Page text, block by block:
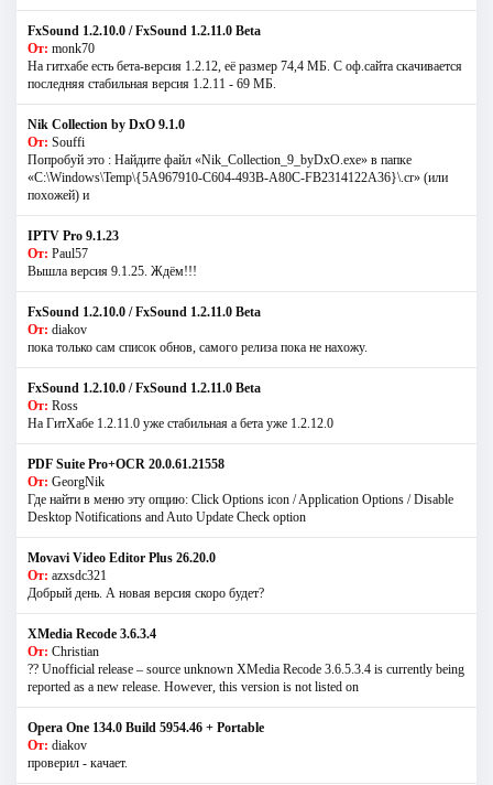
FxSound 1.2.10.0 / FxSound 1.2.11.0 Beta
От: monk70
На гитхабе есть бета-версия 1.2.12, её размер 74,4 МБ. С оф.сайта скачивается
последняя стабильная версия 1.2.11 - 69 МБ.
Nik Collection by DxO 9.1.0
От: Souffi
Попробуй это : Найдите файл «Nik_Collection_9_byDxO.exe» в папке
«C:\Windows\Temp\{5A967910-C604-493B-A80C-FB2314122A36}\.cr» (или
похожей) и
IPTV Pro 9.1.23
От: Paul57
Вышла версия 9.1.25. Ждём!!!
FxSound 1.2.10.0 / FxSound 1.2.11.0 Beta
От: diakov
пока только сам список обнов, самого релиза пока не нахожу.
FxSound 1.2.10.0 / FxSound 1.2.11.0 Beta
От: Ross
На ГитХабе 1.2.11.0 уже стабильная а бета уже 1.2.12.0
PDF Suite Pro+OCR 20.0.61.21558
От: GeorgNik
Где найти в меню эту опцию: Click Options icon / Application Options / Disable
Desktop Notifications and Auto Update Check option
Movavi Video Editor Plus 26.20.0
От: azxsdc321
Добрый день. А новая версия скоро будет?
XMedia Recode 3.6.3.4
От: Christian
?? Unofficial release – source unknown XMedia Recode 3.6.5.3.4 is currently being
reported as a new release. However, this version is not listed on
Opera One 134.0 Build 5954.46 + Portable
От: diakov
проверил - качает.